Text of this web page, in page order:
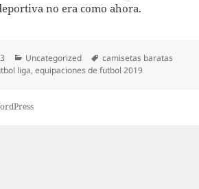
no era como ahora.
Categorías
Uncategorized Etiquetas
camisetas baratas
liga,equipaciones de futbol 2019